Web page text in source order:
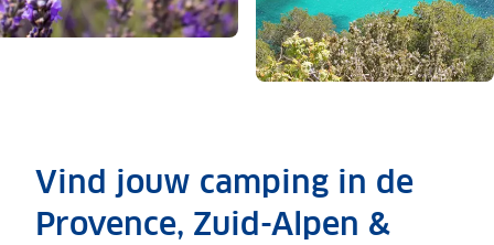
Vind jouw camping in de
Provence, Zuid-Alpen &